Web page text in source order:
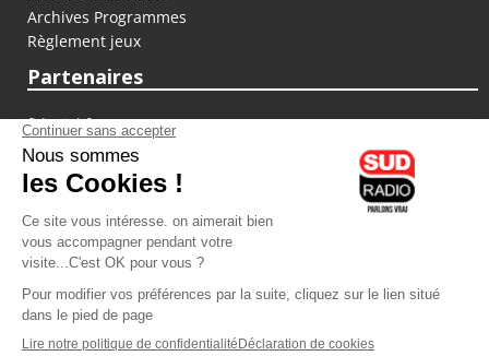
Archives Programmes
Règlement jeux
Partenaires
fiducial.fr
lyoncapitale.fr
olympique-et-lyonnais.com
L'application Iphone / Android
Téléchargez l'application
Les cookies